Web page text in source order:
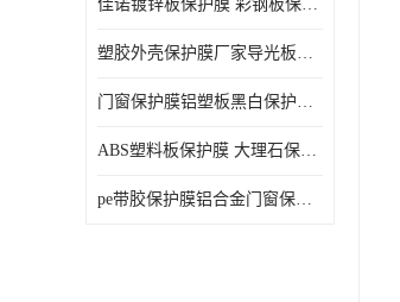
佳诺镀锌板保护膜 彩钢板保护pe保护膜
塑胶外壳保护膜厂家导光板保护膜 铝单板保护膜胶带易撕不留胶
门窗保护膜铝塑板黑白保护膜外墙保温板保护膜
ABS塑料板保护膜 大理石保护膜 缠鱼竿保护膜
pe带胶保护膜铝合金门窗保护不锈钢板保护膜大理石建筑材料保护